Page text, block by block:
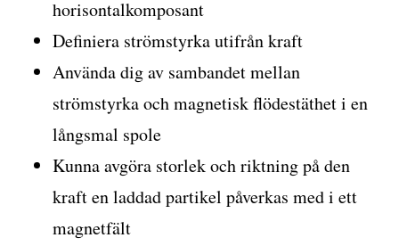
horisontalkomposant
Definiera strömstyrka utifrån kraft
Använda dig av sambandet mellan
strömstyrka och magnetisk flödestäthet i en
långsmal spole
Kunna avgöra storlek och riktning på den
kraft en laddad partikel påverkas med i ett
magnetfält